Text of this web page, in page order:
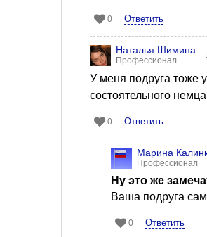
0 Ответить
Наталья Шимина
Профессионал
У меня подруга тоже
состоятельного
0 Ответить
Марина
Профессионал
Ну это же
Ваша подруга
0 Ответить